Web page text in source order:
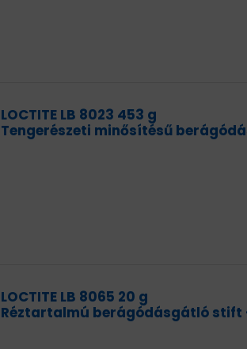
LOCTITE LB 8023 453 g
Tengerészeti minősítésű
LOCTITE LB 8065 20 g
Réztartalmú berágódásgátló stift